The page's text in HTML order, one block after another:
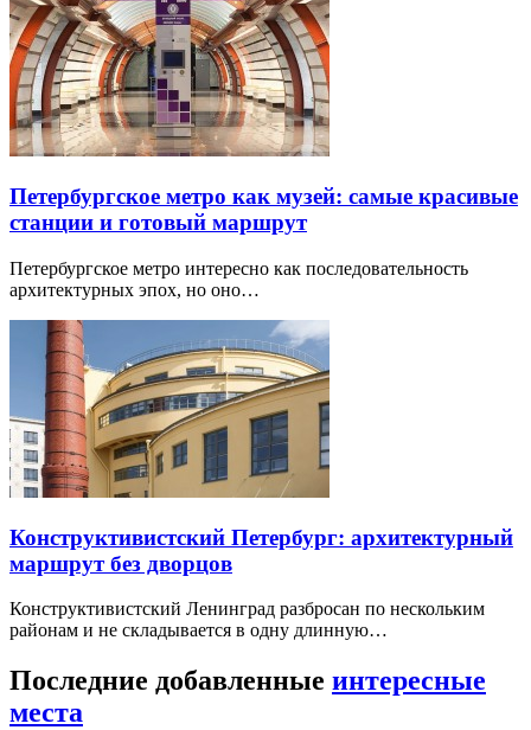
Петербургское метро как музей: самые красивые
станции и готовый маршрут
Петербургское метро интересно как последовательность
архитектурных эпох, но оно…
Конструктивистский Петербург: архитектурный
маршрут без дворцов
Конструктивистский Ленинград разбросан по нескольким
районам и не складывается в одну длинную…
Последние добавленные интересные
места